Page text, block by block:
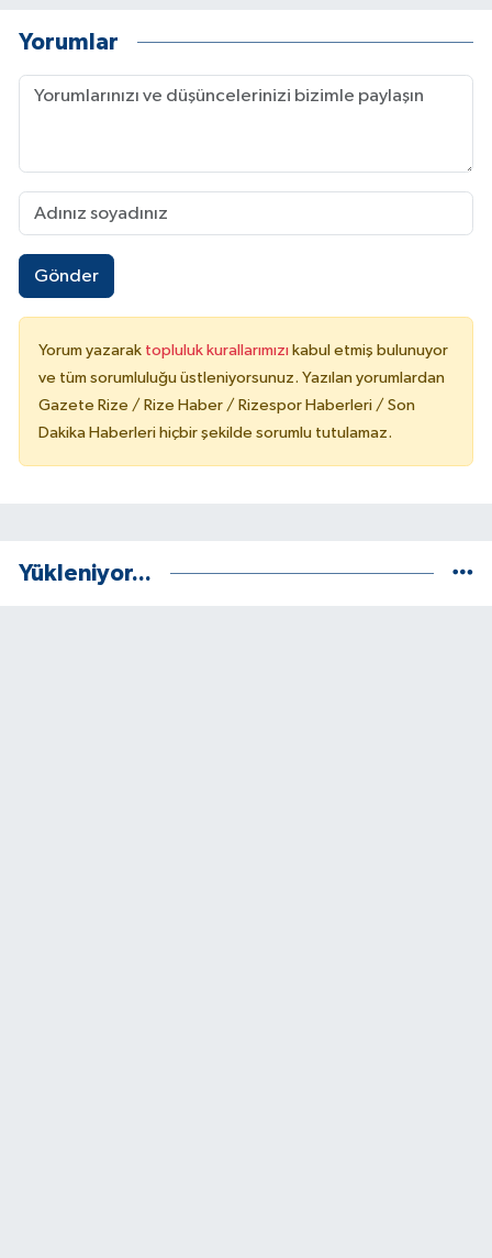
Yorumlar
Gönder
Yorum yazarak topluluk kurallarımızı kabul etmiş bulunuyor
ve tüm sorumluluğu üstleniyorsunuz. Yazılan yorumlardan
Gazete Rize / Rize Haber / Rizespor Haberleri / Son
Dakika Haberleri hiçbir şekilde sorumlu tutulamaz.
Yükleniyor...